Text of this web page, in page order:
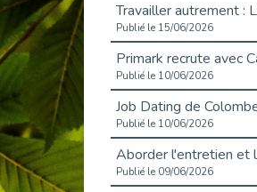
Publié le 15/06/2026
Publié le 10/06/2026
Publié le 10/06/2026
Publié le 09/06/2026